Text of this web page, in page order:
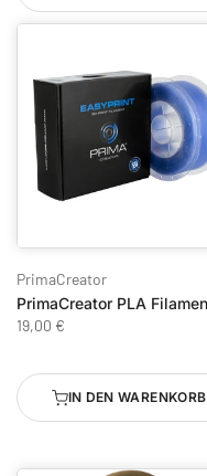
PrimaCreator
19,00 €
IN DEN WARENKORB